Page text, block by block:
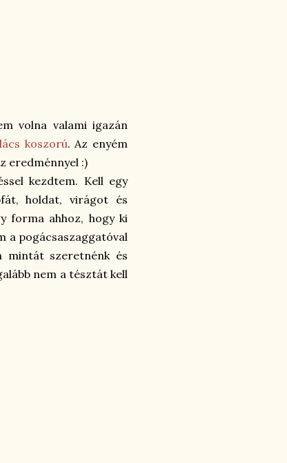
volna valami igazán
koszorú. Az enyém
eredménnyel :)
kezdtem. Kell egy
holdat, virágot és
forma ahhoz, hogy ki
a pogácsaszaggatóval
mintát szeretnénk és
nem a tésztát kell